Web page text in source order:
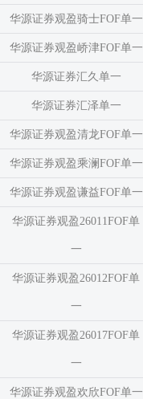
华源证券观盈骑士FOF单一
华源证券观盈峤津FOF单一
华源证券汇久单一
华源证券汇泽单一
华源证券观盈清龙FOF单一
华源证券观盈乘澜FOF单一
华源证券观盈谦益FOF单一
华源证券观盈26011FOF单
一
华源证券观盈26012FOF单
一
华源证券观盈26017FOF单
一
华源证券观盈欢欣FOF单一